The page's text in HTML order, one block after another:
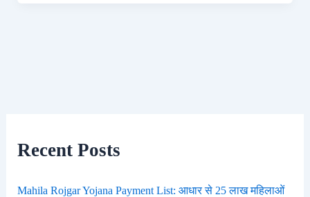
Recent Posts
Mahila Rojgar Yojana Payment List: आधार से 25 लाख महिलाओं